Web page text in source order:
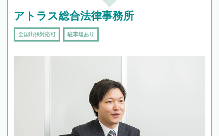
アトラス総合法律事務所
全国出張対応可 駐車場あり